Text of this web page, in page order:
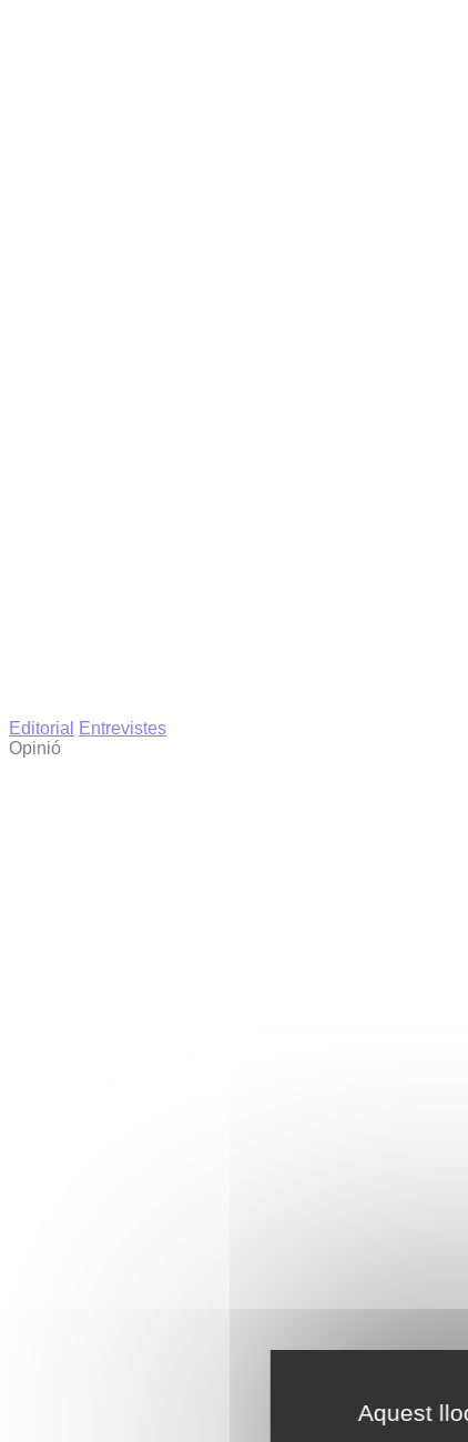
Aquest
Editorial
Entrevistes
Opinió